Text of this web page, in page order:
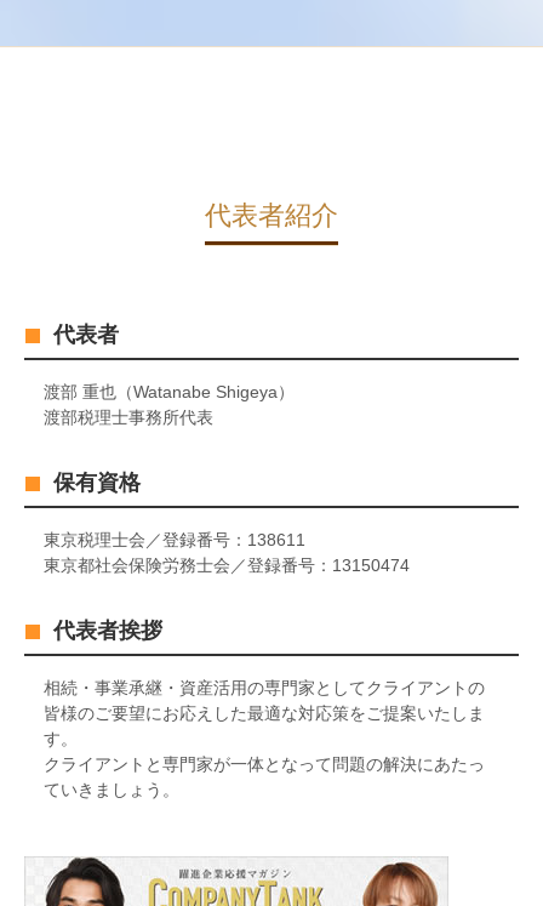
代表者紹介
代表者
渡部 重也（Watanabe Shigeya）
渡部税理士事務所代表
保有資格
東京税理士会／登録番号：138611
東京都社会保険労務士会／登録番号：13150474
代表者挨拶
相続・事業承継・資産活用の専門家としてクライアントの
皆様のご要望にお応えした最適な対応策をご提案いたしま
す。
クライアントと専門家が一体となって問題の解決にあたっ
ていきましょう。